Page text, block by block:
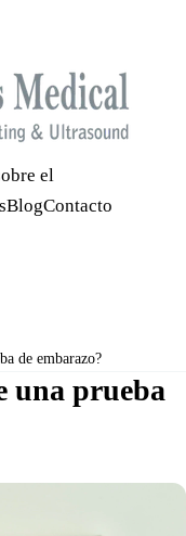
el
BlogContacto
de embarazo?
una prueba